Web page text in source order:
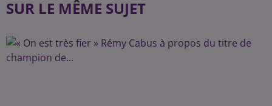
SUR LE MÊME SUJET